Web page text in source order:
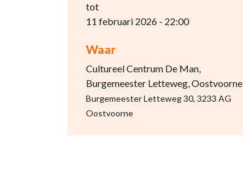
tot
11 februari 2026 - 22:00
Waar
Cultureel Centrum De Man,
Burgemeester Letteweg, Oostvoorne
Burgemeester Letteweg 30, 3233 AG
Oostvoorne